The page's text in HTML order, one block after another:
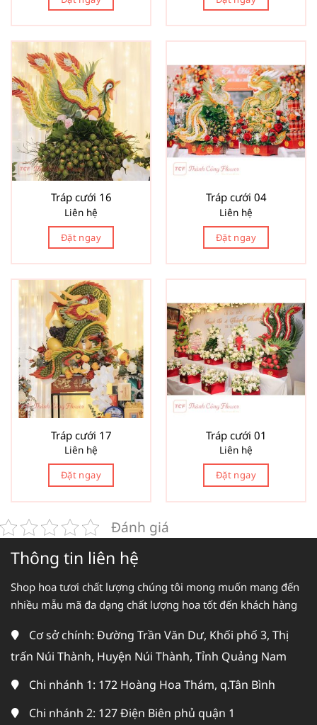
Tráp cưới 16
Liên hệ
Đặt ngay
Tráp cưới 04
Liên hệ
Đặt ngay
Tráp cưới 17
Liên hệ
Đặt ngay
Tráp cưới 01
Liên hệ
Đặt ngay
Đánh giá
Thông tin liên hệ
Shop hoa tươi chất lượng chúng tôi mong muốn mang đến
nhiều mẫu mã đa dạng chất lượng hoa tốt đến khách hàng
Cơ sở chính: Đường Trần Văn Dư, Khối phố 3, Thị
trấn Núi Thành, Huyện Núi Thành, Tỉnh Quảng Nam
Chi nhánh 1: 172 Hoàng Hoa Thám, q.Tân Bình
Chi nhánh 2: 127 Điện Biên phủ quận 1